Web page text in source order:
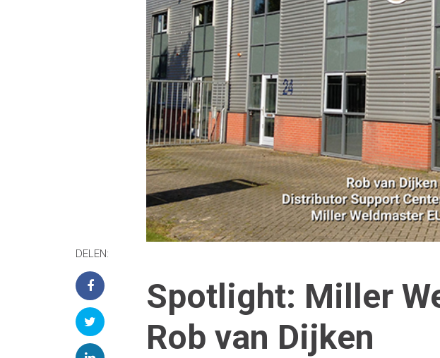
Spotlight: Miller
Rob van Dijken
DELEN: